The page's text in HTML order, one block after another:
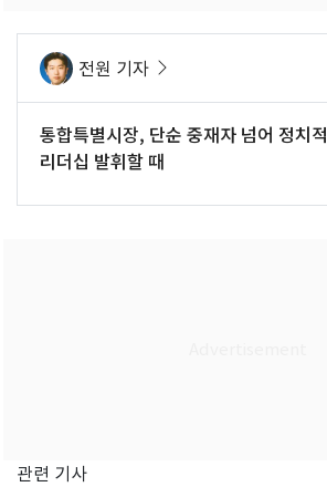
전원 기자
통합특별시장, 단순 중재자 넘어 정치적
리더십 발휘할 때
관련 기사